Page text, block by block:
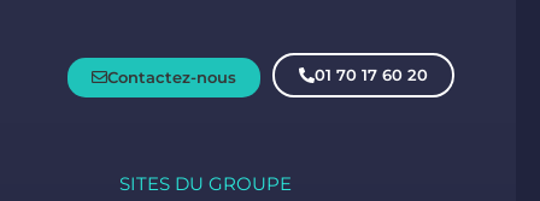
Contactez-nous 01 70 17 60 20
SITES DU GROUPE​